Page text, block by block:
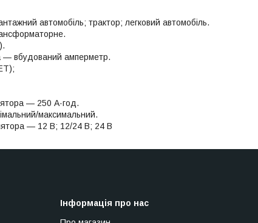
автомобіль; трактор; легковий автомобіль.
— вбудований амперметр.
— 250 А·год.
максимальний.
— 12 В; 12/24 В; 24 B
Інформація про нас